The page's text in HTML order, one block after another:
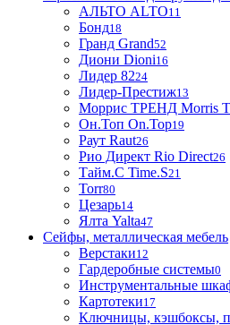
АЛЬТО ALTO11
Бонд18
Гранд Grand52
Диони Dioni16
Лидер 8224
Лидер-Престиж13
Моррис ТРЕНД Morris
Он.Топ On.Top19
Раут Raut26
Рио Директ Rio Direct26
Тайм.С Time.S21
Torr80
Цезарь14
Ялта Yalta47
Сейфы, металлическая мебель
Верстаки12
Гардеробные системы0
Инструментальные
Картотеки17
Ключницы, кэшбоксы,